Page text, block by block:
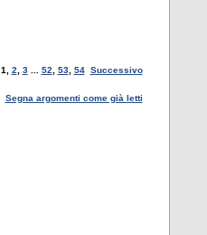
1 2 3... 52 53, 54 Successivo
Segna argomenti come già letti